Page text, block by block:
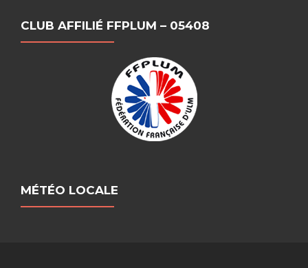
CLUB AFFILIÉ FFPLUM – 05408
MÉTÉO LOCALE